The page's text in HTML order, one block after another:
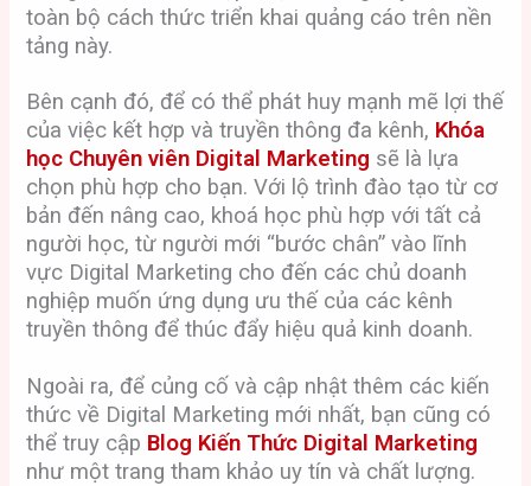
toàn bộ cách thức triển khai quảng cáo trên nền
tảng này.
Bên cạnh đó, để có thể phát huy mạnh mẽ lợi thế
của việc kết hợp và truyền thông đa kênh, Khóa
học Chuyên viên Digital Marketing sẽ là lựa
chọn phù hợp cho bạn. Với lộ trình đào tạo từ cơ
bản đến nâng cao, khoá học phù hợp với tất cả
người học, từ người mới “bước chân” vào lĩnh
vực Digital Marketing cho đến các chủ doanh
nghiệp muốn ứng dụng ưu thế của các kênh
truyền thông để thúc đẩy hiệu quả kinh doanh.
Ngoài ra, để củng cố và cập nhật thêm các kiến
thức về Digital Marketing mới nhất, bạn cũng có
thể truy cập Blog Kiến Thức Digital Marketing
như một trang tham khảo uy tín và chất lượng.